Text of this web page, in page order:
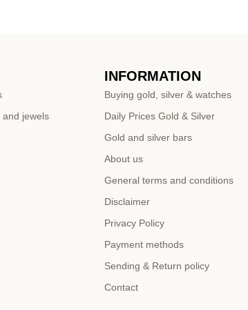
and jewels
INFORMATION
Buying gold, silver & watches
Daily Prices Gold & Silver
Gold and silver bars
About us
General terms and conditions
Disclaimer
Privacy Policy
Payment methods
Sending & Return policy
Contact